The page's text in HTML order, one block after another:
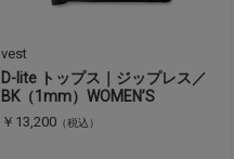
vest
D-lite トップス｜ジップレス／
BK（1mm）WOMEN’S
￥13,200 （税込）